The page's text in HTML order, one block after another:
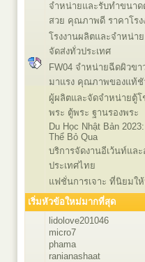
จำหน่ายและรับทำขนา
สวย คุณภาพดี ราคาโรง
โรงงานผลิตและจำหน่า
จัดส่งทั่วประเทศ
FW04 จำหน่ายฉีดผิวขา
มาแรง คุณภาพของแท้ชั
ผู้ผลิตและจัดจำหน่ายตู้
พระ ตู้พระ ฐานรองพระ
Du Học Nhật Bản
Thể Bỏ Qua
บริการจัดงานอีเว้นท์แล
ประเทศไทย
แฟชั่นการเจาะ ที่นิยมใ
เริ่มหัวข้อใหม่มากที่สุด
lidolove201046
micro7
phama
ranianashaat